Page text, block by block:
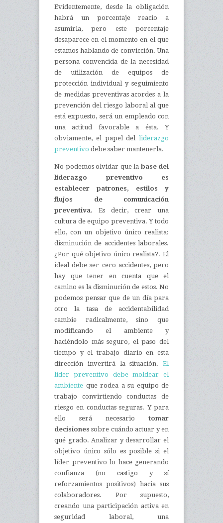
Evidentemente, desde la obligación
habrá un porcentaje reacio a
asumirla, pero este porcentaje
desaparece en el momento en el que
estamos hablando de convicción. Una
persona convencida de la necesidad
de utilización de equipos de
protección individual y seguimiento
de medidas preventivas acordes a la
prevención del riesgo laboral al que
está expuesto, será un empleado con
una actitud favorable a ésta. Y
obviamente, el papel del liderazgo
preventivo debe saber mantenerla.
No podemos olvidar que la base del
liderazgo preventivo es
establecer patrones, estilos y
flujos de comunicación
preventiva. Es decir, crear una
cultura de equipo preventiva. Y todo
ello, con un objetivo único realista:
disminución de accidentes laborales.
¿Por qué objetivo único realista?. El
ideal debe ser cero accidentes, pero
hay que tener en cuenta que el
camino es la disminución de estos. No
podemos pensar que de un día para
otro la tasa de accidentabilidad
cambie radicalmente, sino que
modificando el ambiente y
haciéndolo más seguro, el paso del
tiempo y el trabajo diario en esta
dirección invertirá la situación. El
líder preventivo debe moldear el
ambiente que rodea a su equipo de
trabajo convirtiendo conductas de
riesgo en conductas seguras. Y para
ello será necesario tomar
decisiones sobre cuándo actuar y en
qué grado. Analizar y desarrollar el
objetivo único sólo es posible si el
líder preventivo lo hace generando
confianza (no castigo y sí
reforzamientos positivos) hacia sus
colaboradores. Por supuesto,
creando una participación activa en
seguridad laboral, una